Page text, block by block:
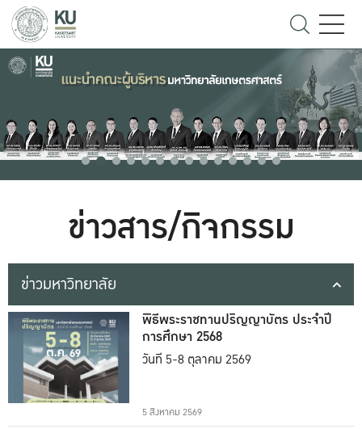
ข่าวสาร/กิจกรรม
ข่าวมหาวิทยาลัย
พิธีพระราชทานปริญญาบัตร ประจำปี
การศึกษา 2568
วันที่ 5-8 ตุลาคม 2569
5 สิงหาคม 2569